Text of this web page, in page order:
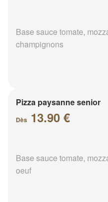
Base sauce tomate,
champignons
Pizza paysanne senior
Dès 13.90 €
Base sauce tomate,
oeuf